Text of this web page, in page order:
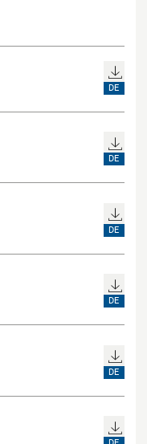
DE
DE
DE
DE
DE